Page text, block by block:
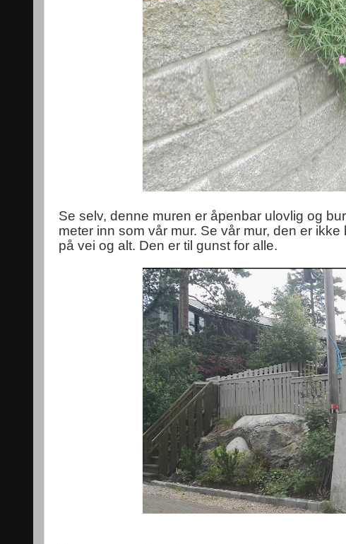
Se selv, denne muren er åpenbar ulovlig og
meter inn som vår mur. Se vår mur, den er
på vei og alt. Den er til gunst for alle.